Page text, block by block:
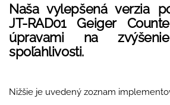
Naša vylepšená verzia
JT-RAD01 Geiger
úpravami na
spoľahlivosti.
Nižšie je uvedený zoznam